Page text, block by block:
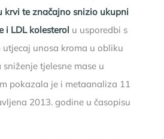
krvi te značajno snizio ukupni
i LDL kolesterol u usporedbi s
unosa kroma u obliku
tjelesne mase u
pokazala je i metaanaliza 11
2013. godine u časopisu